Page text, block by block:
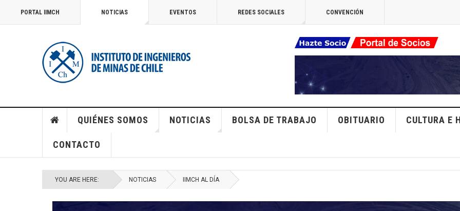
PORTAL IIMCH NOTICIAS EVENTOS REDES SOCIALES CONVENCIÓN
QUIÉNES SOMOS NOTICIAS BOLSA DE TRABAJO OBITUARIO CULTURA E
CONTACTO
YOU ARE HERE: NOTICIAS IIMCH AL DÍA